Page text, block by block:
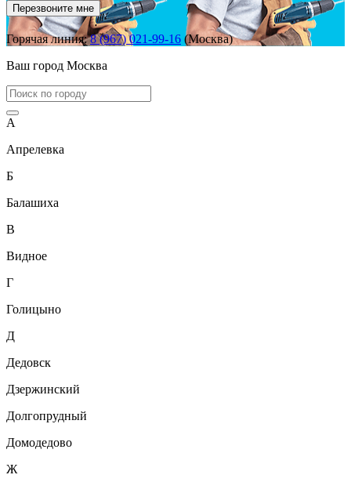
Перезвоните мне
Горячая линия:8 (967) 021-99-16 (Москва)
Ваш город Москва
А
Апрелевка
Б
Балашиха
В
Видное
Г
Голицыно
Д
Дедовск
Дзержинский
Долгопрудный
Домодедово
Ж